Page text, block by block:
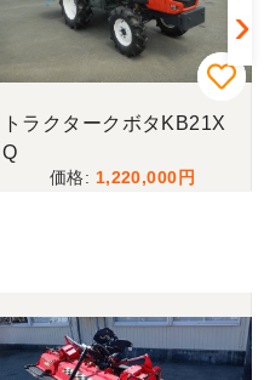
ーズでした。ありがとう
く対応していただき感謝
切で機械に詳しく 丁寧にご
とう！ 少し距離はあります
際はのうき屋さんを利用し
トラクタークボタKB21X
Q
1,220,000